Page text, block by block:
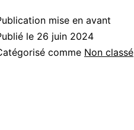
mise en avant
le 26 juin 2024
comme Non classé